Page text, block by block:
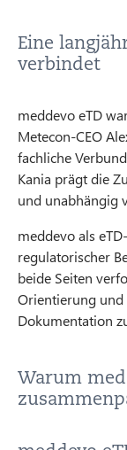
Eine
verbindet
meddevo eTD
Metecon-CEO
fachliche
Kania prägt die
und unabhängig
meddevo als
regulatorischer
beide Seiten
Orientierung
Dokumentation
Warum